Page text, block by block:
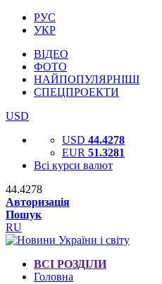
РУС
УКР
ВІДЕО
ФОТО
НАЙПОПУЛЯРНІШІ
СПЕЦПРОЕКТИ
USD
USD 44.4278
EUR 51.3281
Всі курси валют
44.4278
Авторизація
Пошук
RU
ВСІ РОЗДІЛИ
Головна